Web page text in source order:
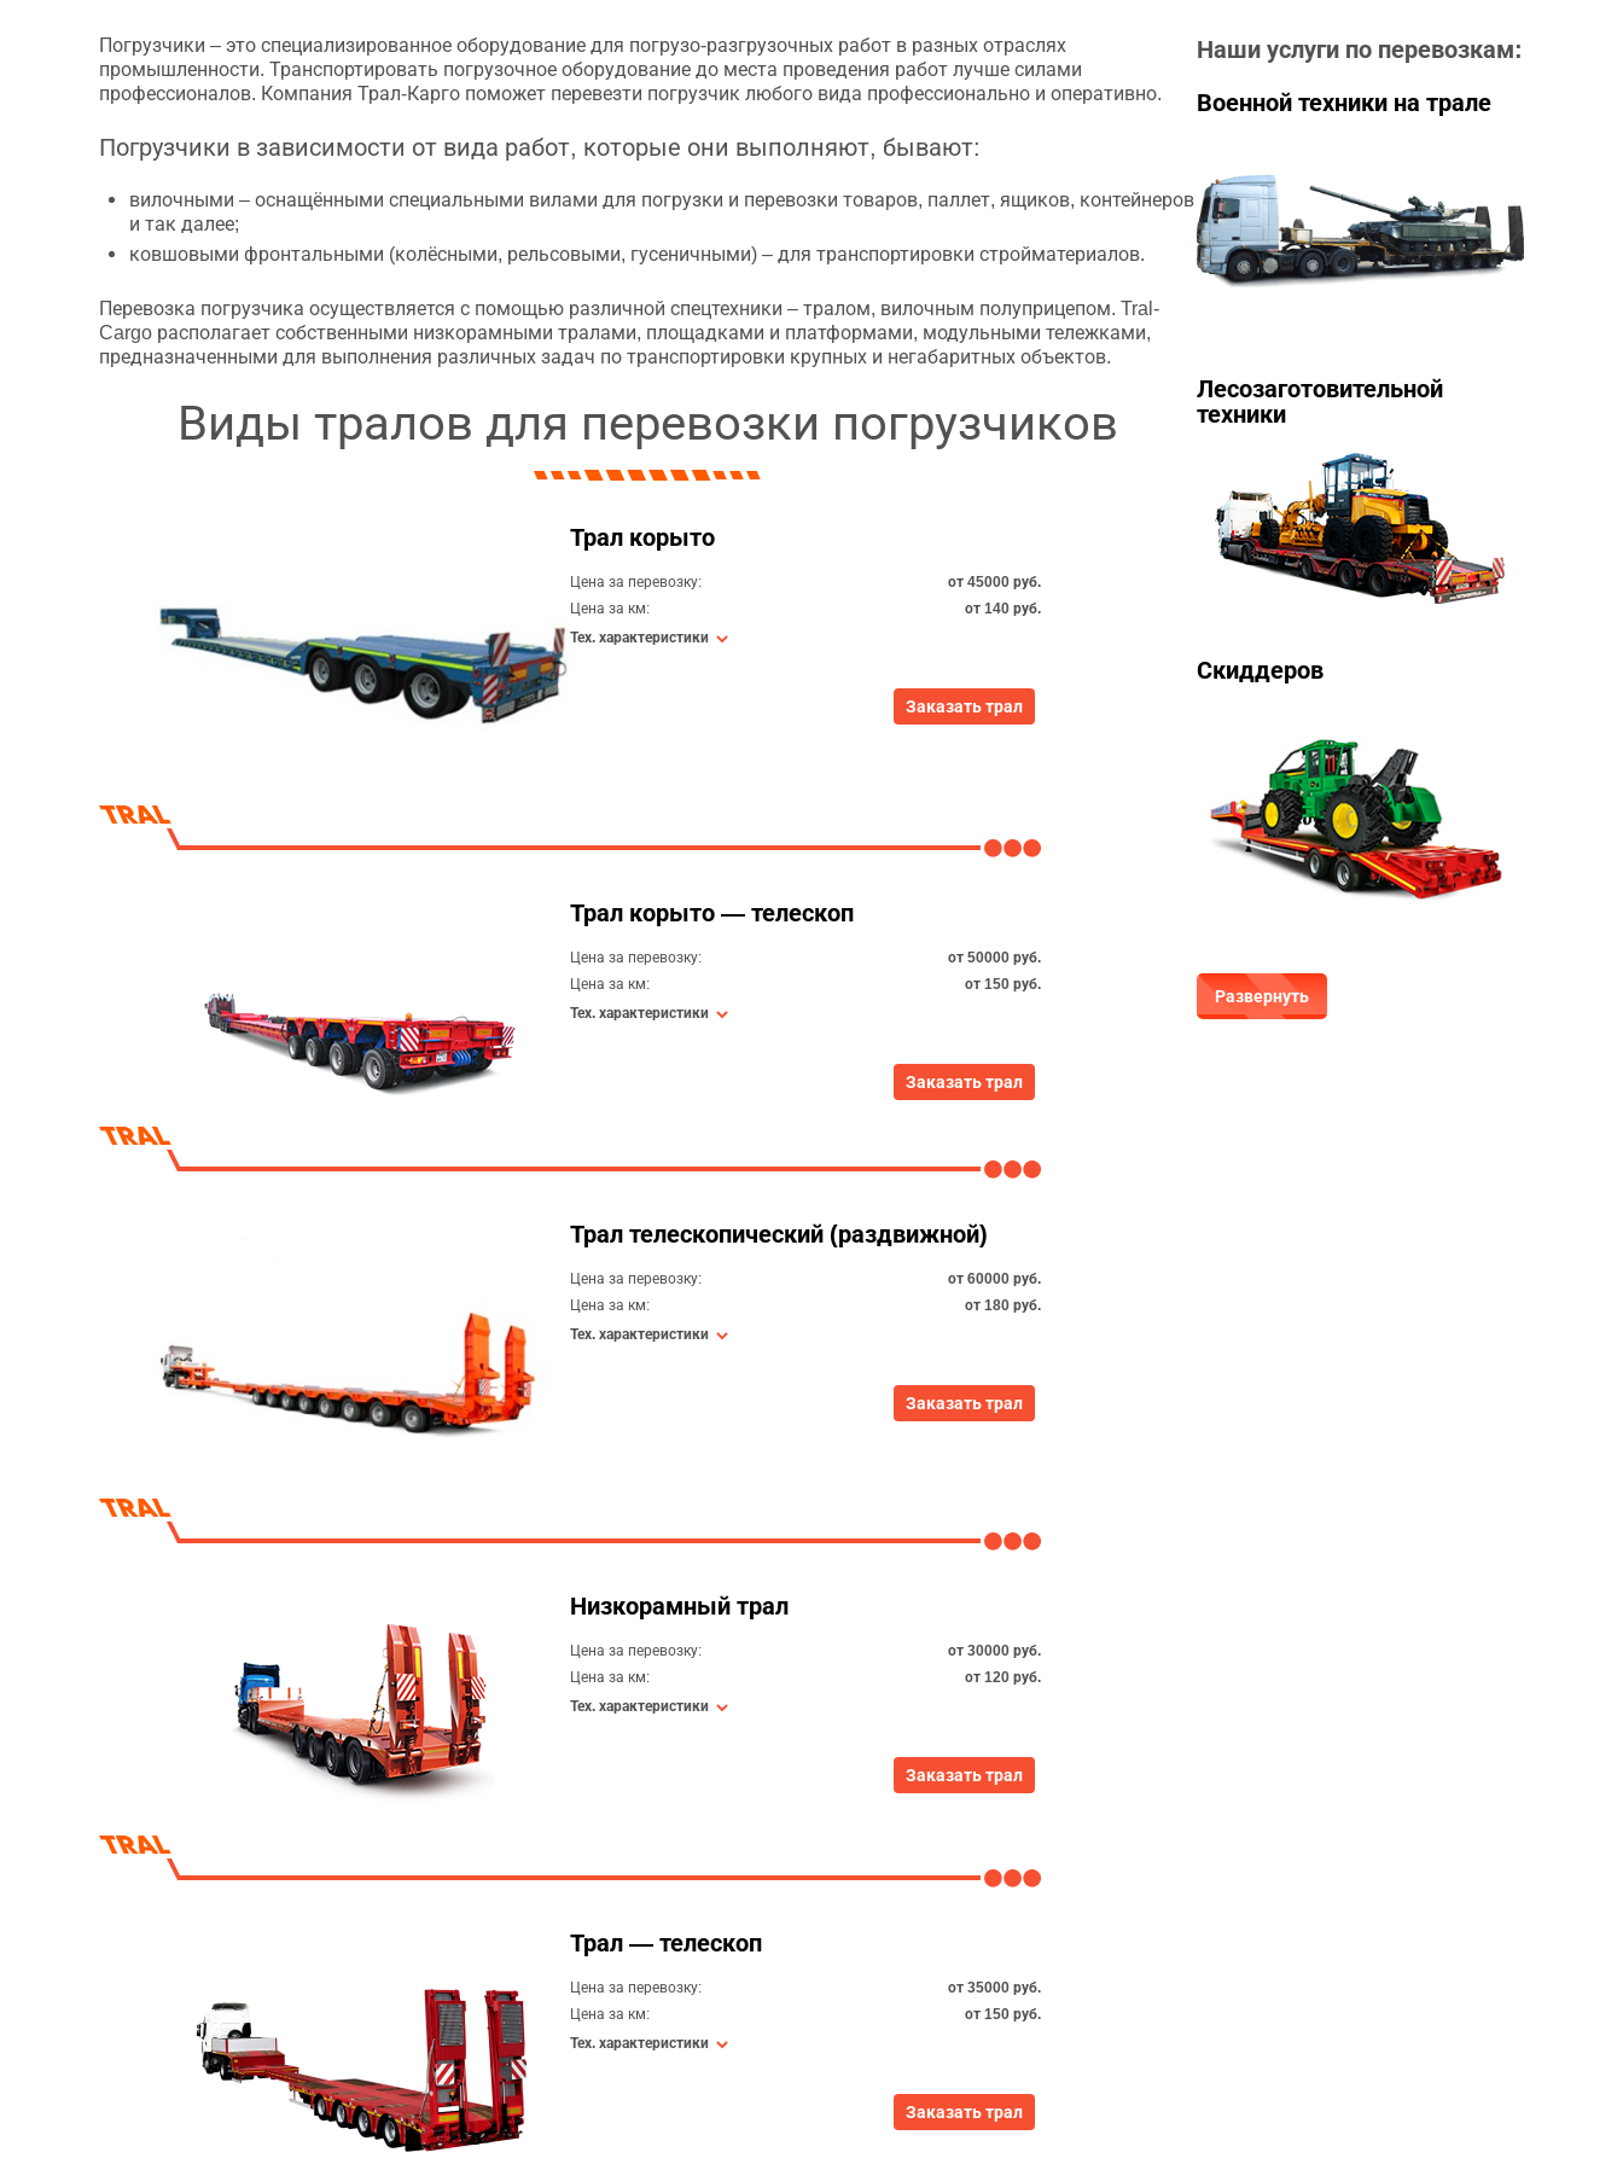
Погрузчики – это специализированное оборудование для погрузо-разгрузочных работ в разных отраслях
промышленности. Транспортировать погрузочное оборудование до места проведения работ лучше силами
профессионалов. Компания Трал-Карго поможет перевезти погрузчик любого вида профессионально и оперативно.
Погрузчики в зависимости от вида работ, которые они выполняют, бывают:
вилочными – оснащёнными специальными вилами для погрузки и перевозки товаров, паллет, ящиков, контейнеров
и так далее;
ковшовыми фронтальными (колёсными, рельсовыми, гусеничными) – для транспортировки стройматериалов.
Перевозка погрузчика осуществляется с помощью различной спецтехники – тралом, вилочным полуприцепом. Tral-
Cargo располагает собственными низкорамными тралами, площадками и платформами, модульными тележками,
предназначенными для выполнения различных задач по транспортировки крупных и негабаритных объектов.
Виды тралов для перевозки погрузчиков
Трал корыто
Цена за перевозку:
от 45000 руб.
Цена за км:
от 140 руб.
Тех. характеристики
Заказать трал
Трал корыто — телескоп
Цена за перевозку:
от 50000 руб.
Цена за км:
от 150 руб.
Тех. характеристики
Заказать трал
Трал телескопический (раздвижной)
Цена за перевозку:
от 60000 руб.
Цена за км:
от 180 руб.
Тех. характеристики
Заказать трал
Низкорамный трал
Цена за перевозку:
от 30000 руб.
Цена за км:
от 120 руб.
Тех. характеристики
Заказать трал
Трал — телескоп
Цена за перевозку:
от 35000 руб.
Цена за км:
от 150 руб.
Тех. характеристики
Заказать трал
Наши услуги по перевозкам:
Военной техники на трале
Лесозаготовительной
техники
Скиддеров
Развернуть